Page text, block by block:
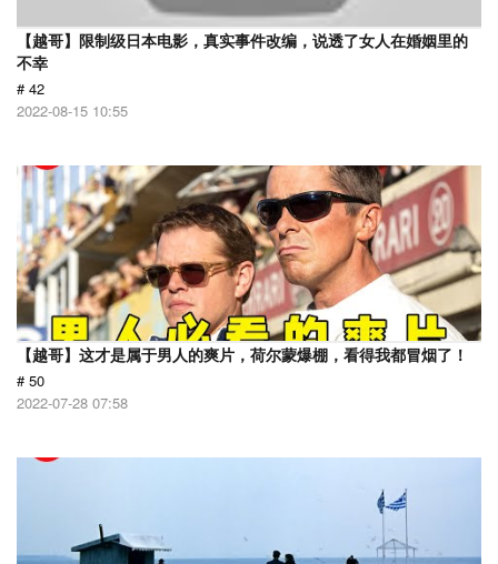
【越哥】限制级日本电影，真实事件改编，说透了女人在婚姻里的
不幸
# 42
2022-08-15 10:55
【越哥】这才是属于男人的爽片，荷尔蒙爆棚，看得我都冒烟了！
# 50
2022-07-28 07:58